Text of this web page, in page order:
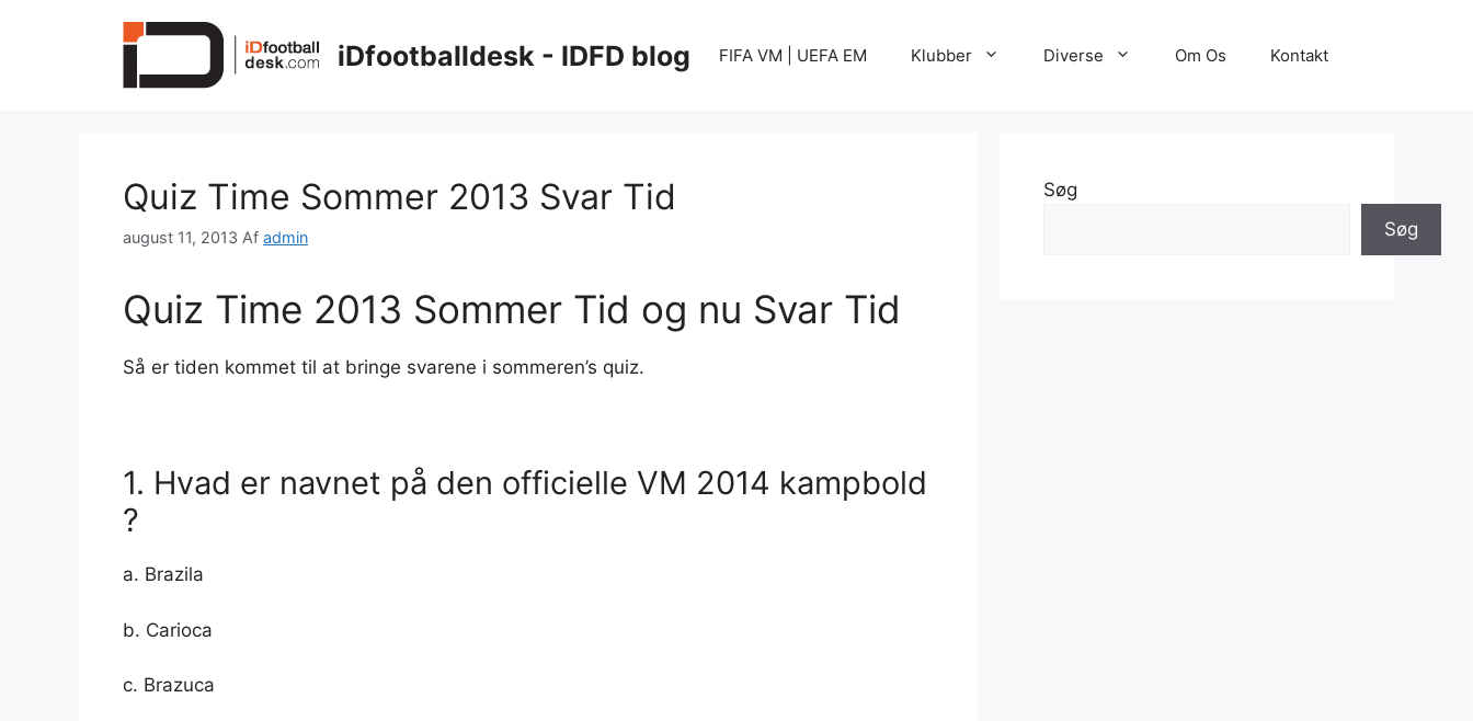
iDfootballdesk - IDFD blog FIFA VM | UEFA EM Klubber Diverse Om Os Kontakt
Quiz Time Sommer 2013 Svar Tid
august 11, 2013 Af admin
Quiz Time 2013 Sommer Tid og nu Svar Tid
Så er tiden kommet til at bringe svarene i sommeren’s quiz.
1. Hvad er navnet på den officielle VM 2014 kampbold
?
a. Brazila
b. Carioca
c. Brazuca
Søg
Søg